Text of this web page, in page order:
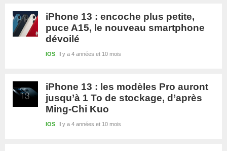
iPhone 13 : encoche plus petite,
puce A15, le nouveau smartphone
dévoilé
Il y a 4 années et 10 mois
IOS
iPhone 13 : les modèles Pro auront
jusqu’à 1 To de stockage, d’après
Ming-Chi Kuo
Il y a 4 années et 10 mois
IOS